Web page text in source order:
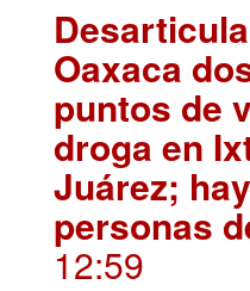
Oaxaca
puntos de
droga en
Juárez;
personas
12:59